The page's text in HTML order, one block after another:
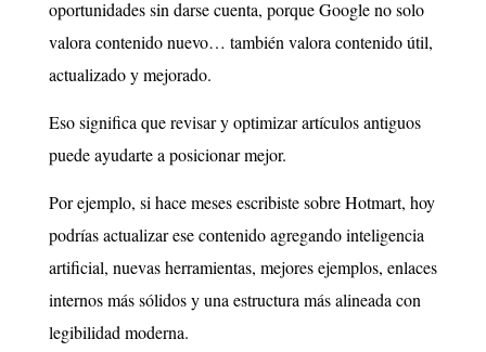
oportunidades sin darse cuenta, porque Google no solo
valora contenido nuevo… también valora contenido útil,
actualizado y mejorado.
Eso significa que revisar y optimizar artículos antiguos
puede ayudarte a posicionar mejor.
Por ejemplo, si hace meses escribiste sobre Hotmart, hoy
podrías actualizar ese contenido agregando inteligencia
artificial, nuevas herramientas, mejores ejemplos, enlaces
internos más sólidos y una estructura más alineada con
legibilidad moderna.